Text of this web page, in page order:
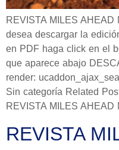
REVISTA MILES
desea descargar la
en PDF haga click en el
que aparece abajo
render:
Sin categoría Related
REVISTA MILES
REVISTA